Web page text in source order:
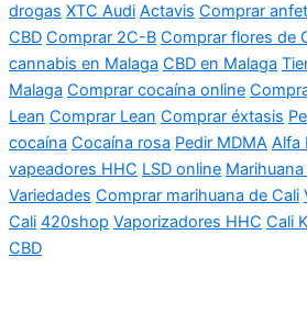
drogas XTC Audi Actavis Comprar
CBD Comprar 2C-B Comprar flores de
cannabis en Malaga CBD en Malaga
Malaga Comprar cocaína online
Lean Comprar Lean Comprar éxtasis
cocaína Cocaína rosa Pedir MDMA Alfa
vapeadores HHC LSD online
Variedades Comprar marihuana de Cali
Cali 420shop Vaporizadores HHC Cali
CBD